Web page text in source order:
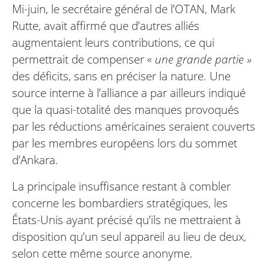
Mi-juin, le secrétaire général de l’OTAN, Mark
Rutte, avait affirmé que d’autres alliés
augmentaient leurs contributions, ce qui
permettrait de compenser« une grande partie »
des déficits, sans en préciser la nature. Une
source interne à l’alliance a par ailleurs indiqué
que la quasi-totalité des manques provoqués
par les réductions américaines seraient couverts
par les membres européens lors du sommet
d’Ankara.
La principale insuffisance restant à combler
concerne les bombardiers stratégiques, les
États-Unis ayant précisé qu’ils ne mettraient à
disposition qu’un seul appareil au lieu de deux,
selon cette même source anonyme.